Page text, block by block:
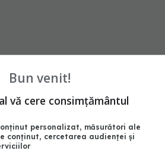
managerială a Spitalului de
medicală într-un centru de
(...) este vorba de o
uman. Mă bucur că domnul
Bun venit!
vă cere consimțământul
personalizat, măsurători ale
conținut, cercetarea audienței și